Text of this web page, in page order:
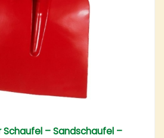
Schaufel – Sandschaufel –